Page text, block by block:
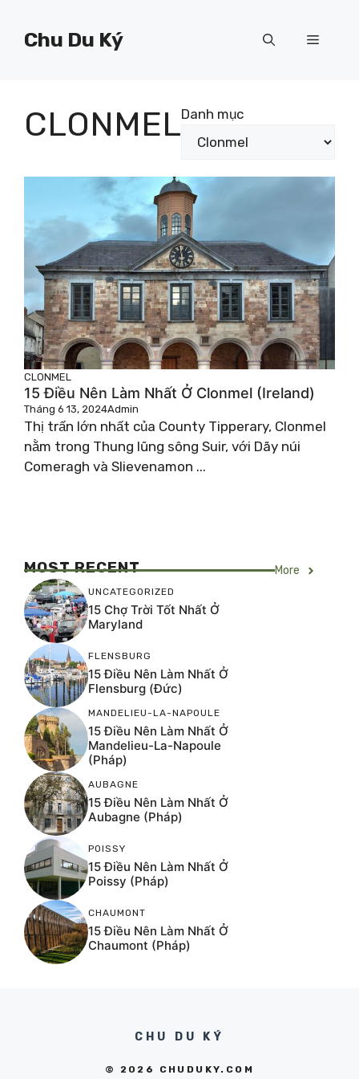
Chu Du Ký Menu
CLONMELDanh mục
CLONMEL
15 Điều Nên Làm Nhất Ở Clonmel (Ireland)
Tháng 6 13, 2024Admin
Thị trấn lớn nhất của County Tipperary, Clonmel
nằm trong Thung lũng sông Suir, với Dãy núi
Comeragh và Slievenamon ...
MOST RECENT More
UNCATEGORIZED
15 Chợ Trời Tốt Nhất Ở
Maryland
FLENSBURG
15 Điều Nên Làm Nhất Ở
Flensburg (Đức)
MANDELIEU-LA-NAPOULE
15 Điều Nên Làm Nhất Ở
Mandelieu-La-Napoule
(Pháp)
AUBAGNE
15 Điều Nên Làm Nhất Ở
Aubagne (Pháp)
POISSY
15 Điều Nên Làm Nhất Ở
Poissy (Pháp)
CHAUMONT
15 Điều Nên Làm Nhất Ở
Chaumont (Pháp)
CHU DU KÝ
© 2026 CHUDUKY.COM